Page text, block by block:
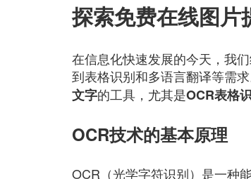
探索免费在线图片
在信息化快速发展的今天，我
到表格识别和多语言翻译等需
文字的工具，尤其是OCR表格
OCR技术的基本原理
OCR（光学字符识别）是一种